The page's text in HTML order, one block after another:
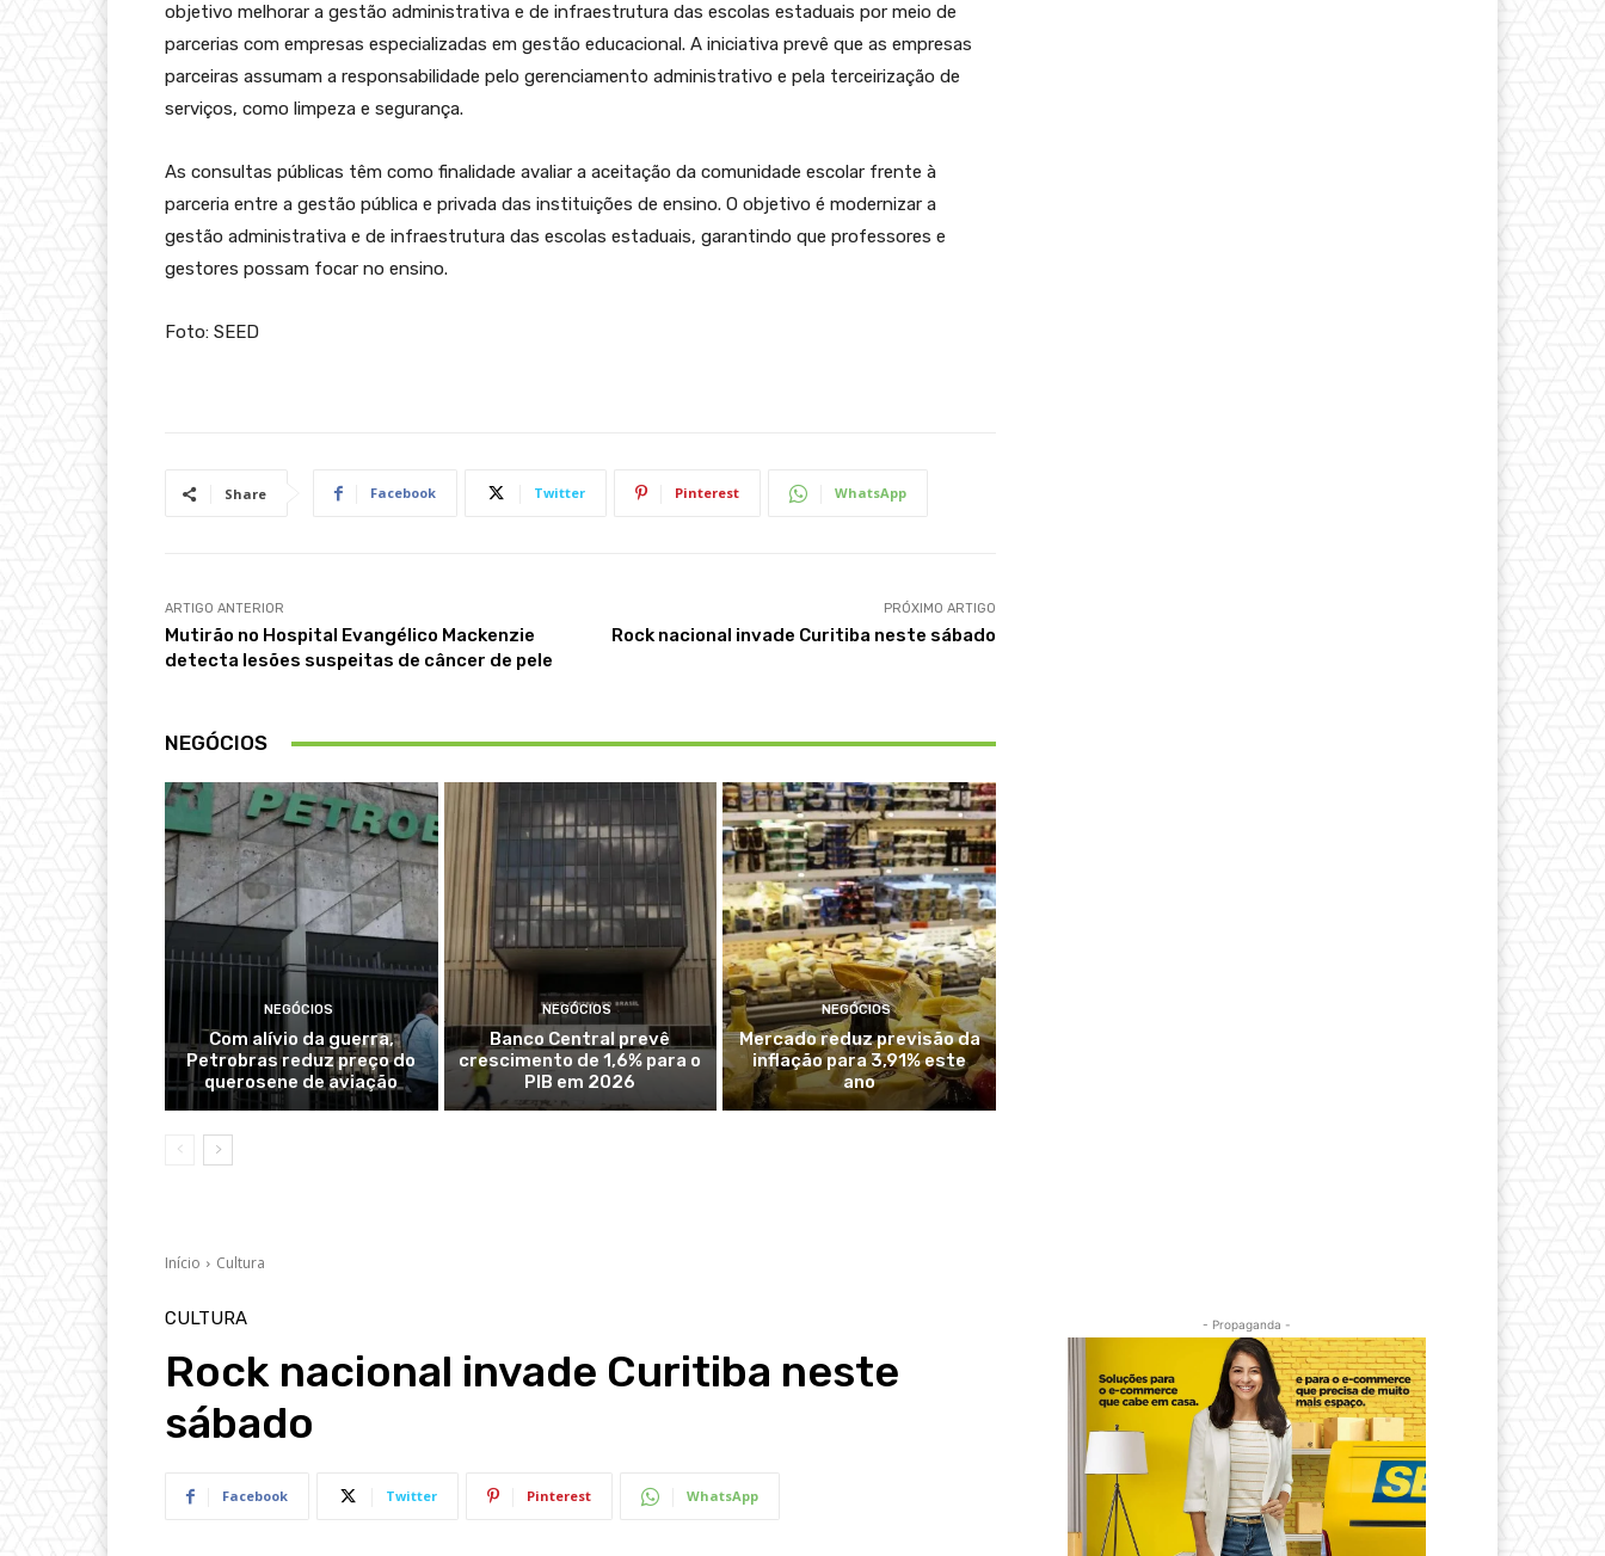
objetivo melhorar a gestão administrativa e de infraestrutura das escolas estaduais por meio de
parcerias com empresas especializadas em gestão educacional. A iniciativa prevê que as empresas
parceiras assumam a responsabilidade pelo gerenciamento administrativo e pela terceirização de
serviços, como limpeza e segurança.
As consultas públicas têm como finalidade avaliar a aceitação da comunidade escolar frente à
parceria entre a gestão pública e privada das instituições de ensino. O objetivo é modernizar a
gestão administrativa e de infraestrutura das escolas estaduais, garantindo que professores e
gestores possam focar no ensino.
Foto: SEED
Share Facebook Twitter Pinterest WhatsApp
ARTIGO ANTERIOR
Mutirão no Hospital Evangélico Mackenzie
detecta lesões suspeitas de câncer de pele
PRÓXIMO ARTIGO
Rock nacional invade Curitiba neste sábado
NEGÓCIOS
NEGÓCIOS
Com alívio da guerra,
Petrobras reduz preço do
querosene de aviação
NEGÓCIOS
Banco Central prevê
crescimento de 1,6% para o
PIB em 2026
NEGÓCIOS
Mercado reduz previsão da
inflação para 3,91% este
ano